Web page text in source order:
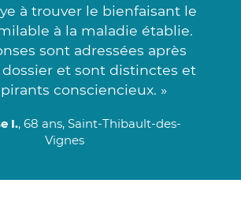
à trouver le bienfaisant le
à la maladie établie.
sont adressées après
et sont distinctes et
consciencieux. »
I., 68 ans, Saint-Thibault-des-
Vignes